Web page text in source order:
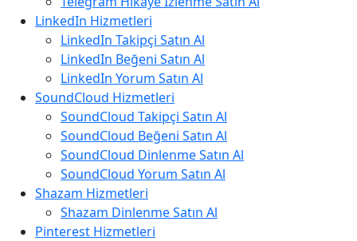
LinkedIn Hizmetleri
LinkedIn Takipçi Satın Al
LinkedIn Beğeni Satın Al
LinkedIn Yorum Satın Al
SoundCloud Hizmetleri
SoundCloud Takipçi Satın Al
SoundCloud Beğeni Satın Al
SoundCloud Dinlenme Satın Al
SoundCloud Yorum Satın Al
Shazam Hizmetleri
Shazam Dinlenme Satın Al
Pinterest Hizmetleri